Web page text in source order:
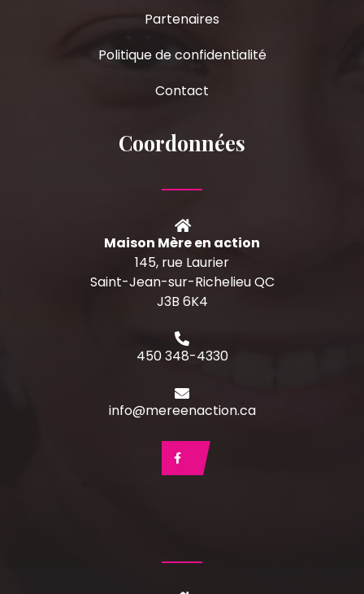
Partenaires
Politique de confidentialité
Contact
Coordonnées
Maison Mère en action
145, rue Laurier
Saint-Jean-sur-Richelieu QC
J3B 6K4
450 348-4330
info@mereenaction.ca